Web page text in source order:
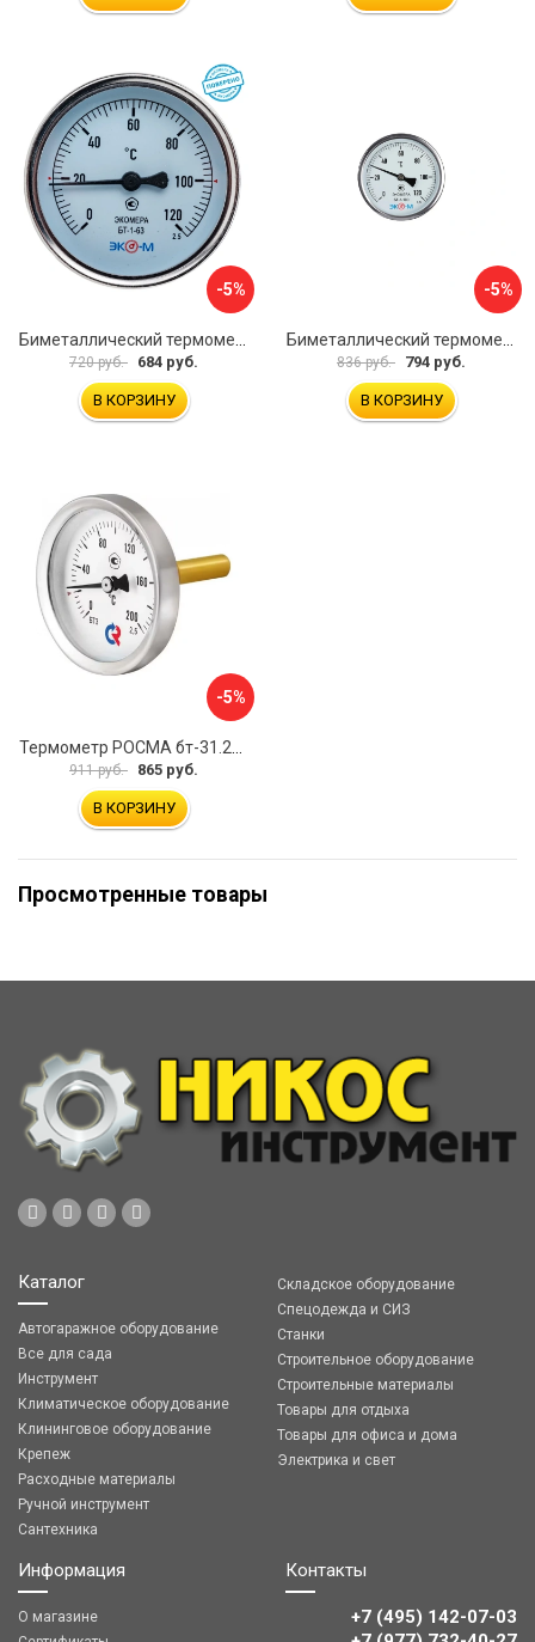
-5%
720 руб. 684 руб.
В КОРЗИНУ
-5%
836 руб. 794 руб.
В КОРЗИНУ
-5%
911 руб. 865 руб.
В КОРЗИНУ
Просмотренные товары
Каталог
Автогаражное оборудование
Все для сада
Инструмент
Климатическое оборудование
Клининговое оборудование
Крепеж
Расходные материалы
Ручной инструмент
Сантехника
Складское оборудование
Спецодежда и СИЗ
Станки
Строительное оборудование
Строительные материалы
Товары для отдыха
Товары для офиса и дома
Электрика и свет
Информация
О магазине
Контакты
+7 (495) 142-07-03